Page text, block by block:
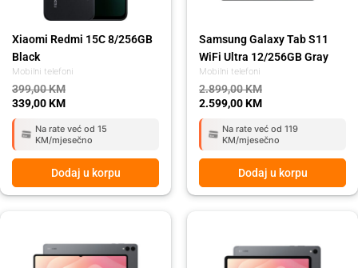
Mobilni telefoni
Xiaomi Redmi 15C 8/256GB
Black
399,00KM
339,00KM
Na rate već od 15
KM/mjesečno
Dodaj u korpu
Mobilni telefoni
Samsung Galaxy Tab S11
WiFi Ultra 12/256GB Gray
2.899,00KM
2.599,00KM
Na rate već od 119
KM/mjesečno
Dodaj u korpu
3.189,00 KM.
2.849,00 KM.
1.959,00 KM.
1.749,00 KM.